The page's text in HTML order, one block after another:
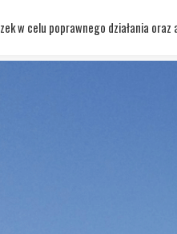
Z kim pracuję
w celu poprawnego działania